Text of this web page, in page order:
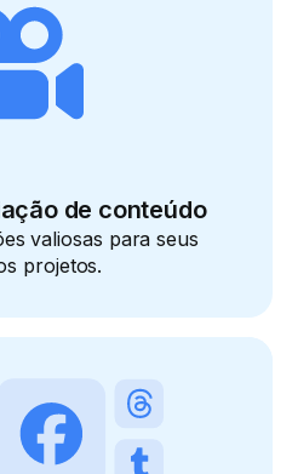
de conteúdo
valiosas para seus
projetos.